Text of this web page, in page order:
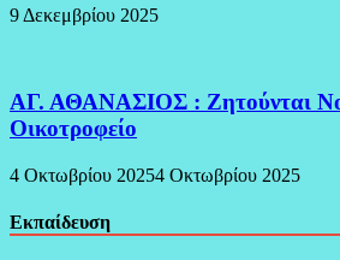
9 Δεκεμβρίου 2025
ΑΓ. ΑΘΑΝΑΣΙΟΣ : Ζητούνται
Οικοτροφείο
4 Οκτωβρίου 20254 Οκτωβρίου 2025
Εκπαίδευση